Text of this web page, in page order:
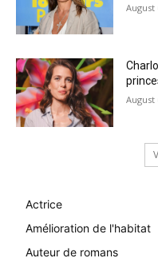
August
August
Actrice
Amélioration de l'habitat
Auteur de romans